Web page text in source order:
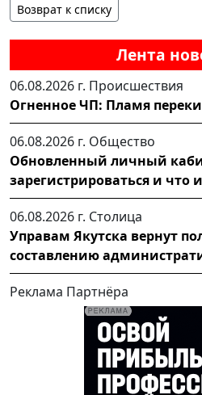
Лента
06.08.2026 г. Происшествия
Огненное ЧП: Пламя
06.08.2026 г. Общество
Обновленный личный
зарегистрироваться и что
06.08.2026 г. Столица
Управам Якутска вернут
составлению
Реклама Партнёра
Возврат к списку